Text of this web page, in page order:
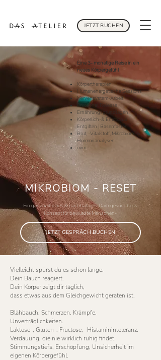
JETZT BUCHEN
Eine 3- monatige Reise in ein
neues Körpergefühl
Körpertherapien
Humanenergetische Sessions
Nervensystem-Arbeit
Emotional Release
Ernährungsgrundlagen
Körperlich-& Emotional
Entgiften | Basenfasten
Blut, -Vitalstoff, Mikrobiom -&
Hormonanalysen
uvm...
MIKROBIOM - RESET
-Ein ganzheitliches & nachhaltiges Darmgesundheits-
Konzept für bewusste Menschen-
JETZT GESPRÄCH BUCHEN
Vielleicht spürst du es schon lange:
Dein Bauch reagiert.
Dein Körper zeigt dir täglich,
dass etwas aus dem Gleichgewicht geraten ist.
Blähbauch. Schmerzen. Krämpfe.
Unverträglichkeiten.
Laktose-, Gluten-, Fructose,- Histaminintoleranz.
Verdauung, die nie wirklich ruhig findet.
Stimmungstiefs, Erschöpfung, Unsicherheit im
eigenen Körpergefühl.